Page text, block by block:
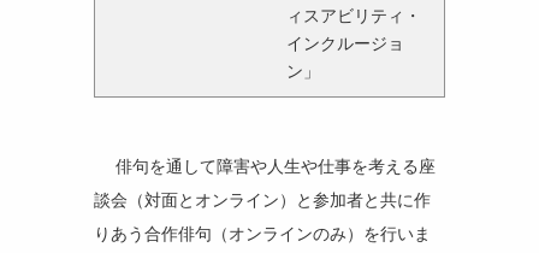
ィスアビリティ・
インクルージョ
ン」
俳句を通して障害や人生や仕事を考える座
談会（対面とオンライン）と参加者と共に作
りあう合作俳句（オンラインのみ）を行いま